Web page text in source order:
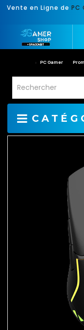
Vente en Ligne de PC
PC Gamer